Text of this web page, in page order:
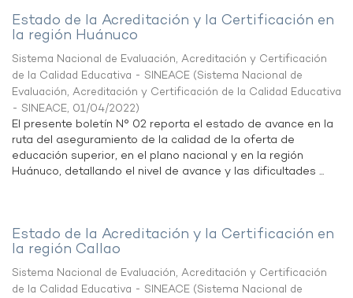
Estado de la Acreditación y la Certificación en
la región Huánuco
Sistema Nacional de Evaluación, Acreditación y Certificación
de la Calidad Educativa - SINEACE (Sistema Nacional de
Evaluación, Acreditación y Certificación de la Calidad Educativa
- SINEACE, 01/04/2022)
El presente boletín N° 02 reporta el estado de avance en la
ruta del aseguramiento de la calidad de la oferta de
educación superior, en el plano nacional y en la región
Huánuco, detallando el nivel de avance y las dificultades ...
Estado de la Acreditación y la Certificación en
la región Callao
Sistema Nacional de Evaluación, Acreditación y Certificación
de la Calidad Educativa - SINEACE (Sistema Nacional de